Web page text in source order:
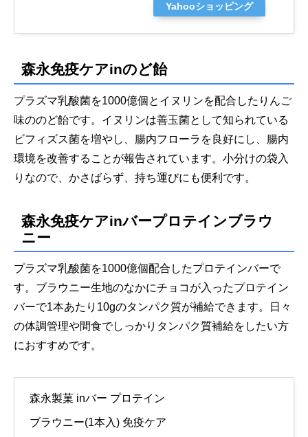
Yahooショッピング
森永免疫ケアinのど飴
プラズマ乳酸菌を1000億個とイヌリンを配合したりんご
味ののど飴です。イヌリンは善玉菌として知られている
ビフィズス菌を増やし、腸内フローラを良好にし、腸内
環境を改善することが報告されています。小分けの袋入
りなので、かさばらず、持ち運びにも便利です。
森永免疫ケアinバープロテインブラウ
ニー
プラズマ乳酸菌を1000億個配合したプロテインバーで
す。ブラウニー生地のなかにチョコが入ったプロテイン
バーで1本あたり10gのタンパク質が補給できます。日々
の体調管理や間食でしっかりタンパク質補給をしたい方
におすすめです。
森永製菓 inバー プロテイン
ブラウニー(1本入) 免疫ケア